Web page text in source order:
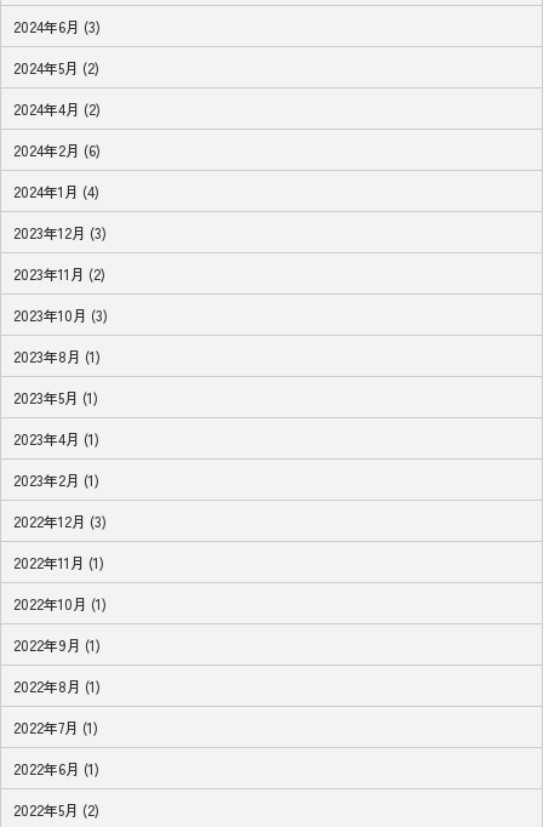
2024年6月 (3)
2024年5月 (2)
2024年4月 (2)
2024年2月 (6)
2024年1月 (4)
2023年12月 (3)
2023年11月 (2)
2023年10月 (3)
2023年8月 (1)
2023年5月 (1)
2023年4月 (1)
2023年2月 (1)
2022年12月 (3)
2022年11月 (1)
2022年10月 (1)
2022年9月 (1)
2022年8月 (1)
2022年7月 (1)
2022年6月 (1)
2022年5月 (2)